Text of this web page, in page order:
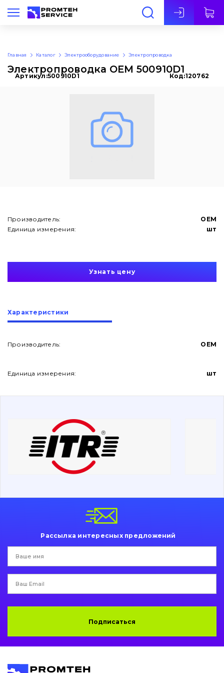
Рус
О нас
Контакты
Вакансии
Фильтры и смазочные материалы
Ходовая часть
Ножи, режущие кромки
Защита (ковша, адаптера)
Пальци и втулки
Гидравлика
написати
Главная Каталог Электрооборудование Электропроводка
Электропроводка OEM 500910D1
Артикул:500910D1 Код:120762
Производитель:
OEM
Единица измерения:
шт
Узнать цену
Характеристики
Производитель: OEM
Единица измерения: шт
Рассылка интересных предложений
Подписаться